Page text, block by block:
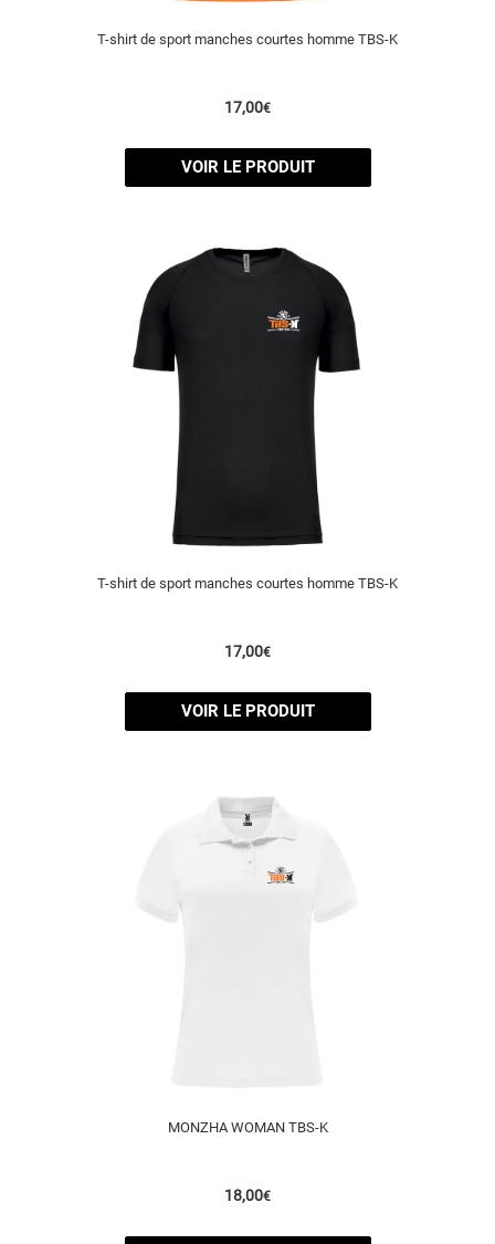
T-shirt de sport manches courtes homme TBS-K
17,00€
VOIR LE PRODUIT
T-shirt de sport manches courtes homme TBS-K
17,00€
VOIR LE PRODUIT
MONZHA WOMAN TBS-K
18,00€